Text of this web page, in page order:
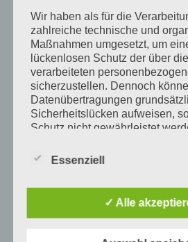
Mitarbeiterführung lernen
offenes
Organisation
Resilienz Seminar
Ressourcen
Selbstcoaching
Selbstmanagement
Seminare
Seminar Klarheit und innere Stärke
Unternehmen
Vertrauen
Vertrauen beginnt immer bei der
zentraler Erfolgsfaktor für Führung
Wir haben als für die
zahlreiche technische und
Maßnahmen umgesetzt, um
lückenlosen Schutz der über
verarbeiteten
sicherzustellen. Dennoch
Datenübertragungen
Sicherheitslücken aufweisen,
Schutz nicht gewährleistet
frei, personenbezogene Daten
Essenziell
✓ Alle